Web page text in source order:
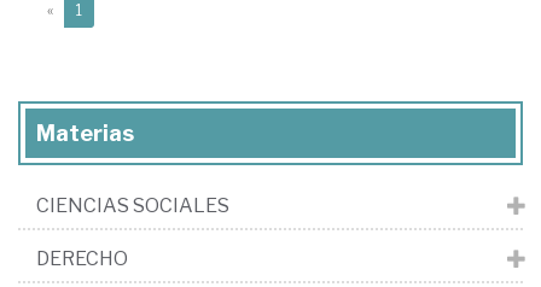
« 1
Materias
CIENCIAS SOCIALES
DERECHO